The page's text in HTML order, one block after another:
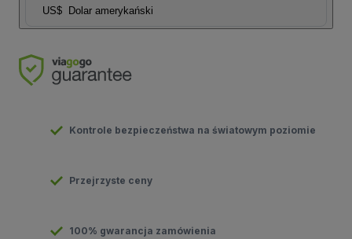
US$ Dolar amerykański
Kontrole bezpieczeństwa na światowym poziomie
Przejrzyste ceny
100% gwarancja zamówienia